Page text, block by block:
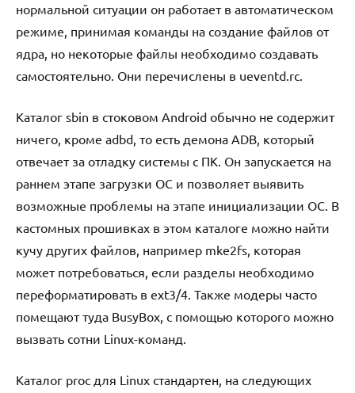
нормальной ситуации он работает в автоматическом
режиме, принимая команды на создание файлов от
ядра, но некоторые файлы необходимо создавать
самостоятельно. Они перечислены в ueventd.rc.
Каталог sbin в стоковом Android обычно не содержит
ничего, кроме adbd, то есть демона ADB, который
отвечает за отладку системы с ПК. Он запускается на
раннем этапе загрузки ОС и позволяет выявить
возможные проблемы на этапе инициализации ОС. В
кастомных прошивках в этом каталоге можно найти
кучу других файлов, например mke2fs, которая
может потребоваться, если разделы необходимо
переформатировать в ext3/4. Также модеры часто
помещают туда BusyBox, с помощью которого можно
вызвать сотни Linux-команд.
Каталог proc для Linux стандартен, на следующих